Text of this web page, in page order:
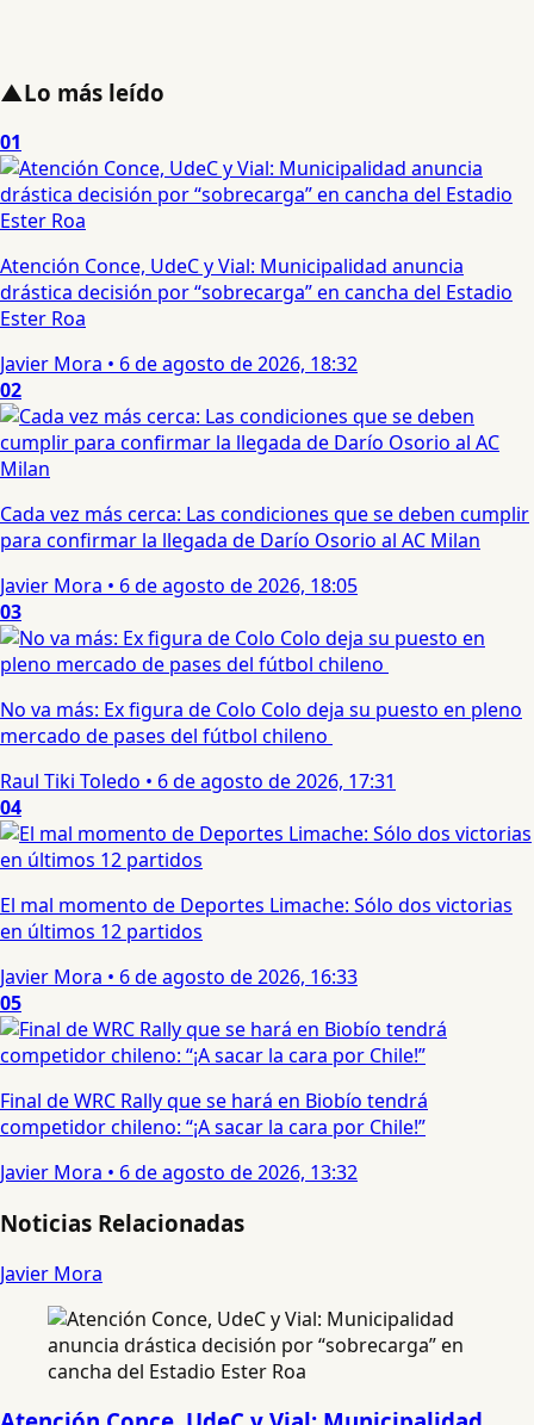
▲Lo más leído
01
Atención Conce, UdeC y Vial: Municipalidad anuncia
drástica decisión por “sobrecarga” en cancha del Estadio
Ester Roa
Javier Mora • 6 de agosto de 2026, 18:32
02
Cada vez más cerca: Las condiciones que se deben cumplir
para confirmar la llegada de Darío Osorio al AC Milan
Javier Mora • 6 de agosto de 2026, 18:05
03
No va más: Ex figura de Colo Colo deja su puesto en pleno
mercado de pases del fútbol chileno
Raul Tiki Toledo • 6 de agosto de 2026, 17:31
04
El mal momento de Deportes Limache: Sólo dos victorias
en últimos 12 partidos
Javier Mora • 6 de agosto de 2026, 16:33
05
Final de WRC Rally que se hará en Biobío tendrá
competidor chileno: “¡A sacar la cara por Chile!”
Javier Mora • 6 de agosto de 2026, 13:32
Noticias Relacionadas
Javier Mora